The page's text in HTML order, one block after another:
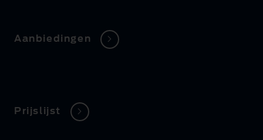
Aanbiedingen
Prijslijst